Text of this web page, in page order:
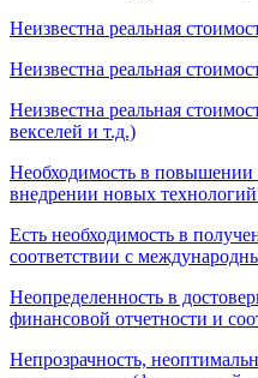
Неизвестна реальная
Неизвестна реальная
Неизвестна реальная
векселей и т.д.)
Необходимость в повышении
внедрении новых
Есть необходимость в
соответствии с
Неопределенность в
финансовой отчетности и
Непрозрачность,